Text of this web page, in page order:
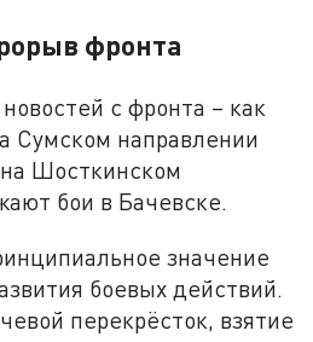
фронта
с фронта – как
Сумском направлении
Шосткинском
бои в Бачевске.
значение
боевых действий.
перекрёсток, взятие